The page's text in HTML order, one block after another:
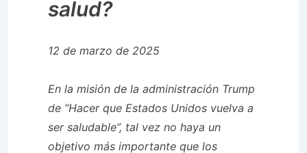
salud?
12 de marzo de 2025
En la misión de la administración Trump
de “Hacer que Estados Unidos vuelva a
ser saludable”, tal vez no haya un
objetivo más importante que los